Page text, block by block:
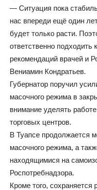
— Ситуация пока
нас впереди ещё один
будет только расти.
ответственно подходить
рекомендаций врачей и
Вениамин Кондратьев.
Губернатор поручил
масочного режима в
внимание уделять
торговых центров.
В Туапсе продолжается
масочного режима, а
находящимися на
Роспотребнадзора.
Кроме того,